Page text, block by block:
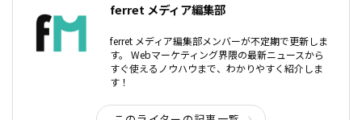
ferret メディア編集部
ferret メディア編集部メンバーが不定期で更新しま
す。 Webマーケティング界隈の最新ニュースから
すぐ使えるノウハウまで、わかりやすく紹介しま
す！